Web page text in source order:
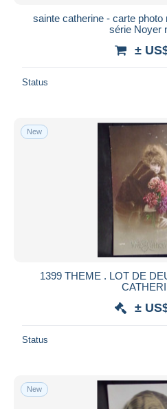
sainte catherine - carte
série Noyer
±
Status
New
1399 THEME . LOT DE
±
Status
New